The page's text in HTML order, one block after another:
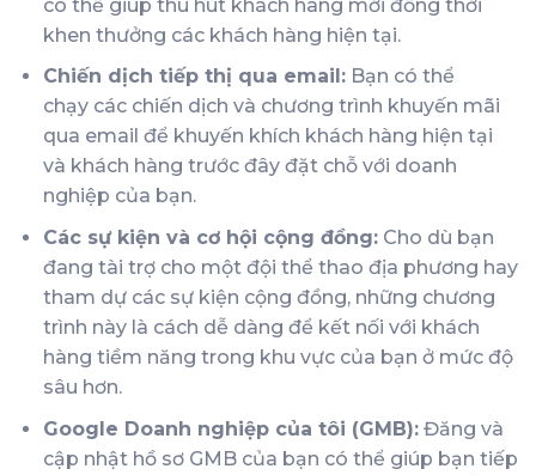
có thể giúp thu hút khách hàng mới đồng thời
khen thưởng các khách hàng hiện tại.
Chiến dịch tiếp thị qua email:Bạn có thể
chạy các chiến dịch và chương trình khuyến mãi
qua email để khuyến khích khách hàng hiện tại
và khách hàng trước đây đặt chỗ với doanh
nghiệp của bạn.
Các sự kiện và cơ hội cộng đồng:Cho dù bạn
đang tài trợ cho một đội thể thao địa phương hay
tham dự các sự kiện cộng đồng, những chương
trình này là cách dễ dàng để kết nối với khách
hàng tiềm năng trong khu vực của bạn ở mức độ
sâu hơn.
Google Doanh nghiệp của tôi (GMB):Đăng và
cập nhật hồ sơ GMB của bạn có thể giúp bạn tiếp